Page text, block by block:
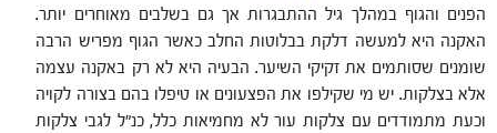
הפנים והגוף במהלך גיל ההתבגרות אך גם בשלבים מאוחרים יותר.
האקנה היא למעשה דלקת בבלוטות החלב כאשר הגוף מפריש הרבה
שומנים שסותמים את זקיקי השיער. הבעיה היא לא רק באקנה עצמה
אלא בצלקות. יש מי שקילפו את הפצעונים או טיפלו בהם בצורה לקויה
וכעת מתמודדים עם צלקות עור לא מחמיאות כלל, כנ"ל לגבי צלקות